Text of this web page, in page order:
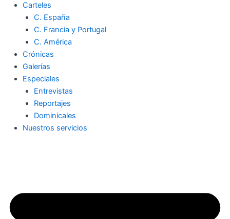
Carteles
C. España
C. Francia y Portugal
C. América
Crónicas
Galerías
Especiales
Entrevistas
Reportajes
Dominicales
Nuestros servicios